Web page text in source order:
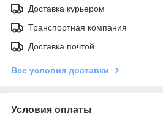
Доставка курьером
Транспортная компания
Доставка почтой
Все условия доставки
Условия оплаты